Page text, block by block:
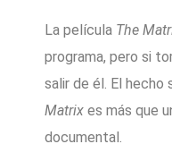
La película The
programa, pero si
salir de él. El hecho
Matrix es más que
documental.